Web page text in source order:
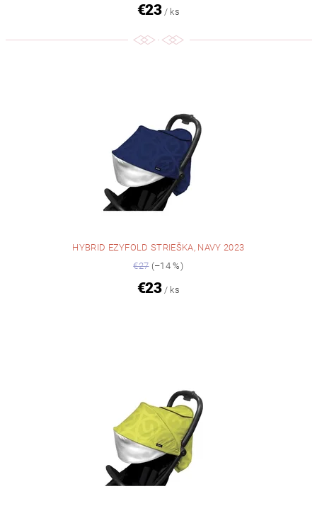
€23 / ks
HYBRID EZYFOLD STRIEŠKA, NAVY 2023
€27(–14 %)
€23 / ks